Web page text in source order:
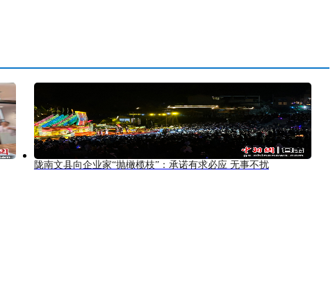
陇南文县向企业家“抛橄榄枝”：承诺有求必应 无事不扰